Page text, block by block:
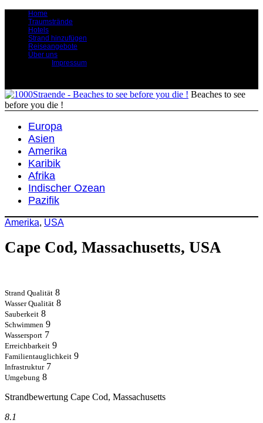
Home
Traumstrände
Hotels
Strand hinzufügen
Reiseangebote
Über uns
Impressum
Beaches to see
before you die !
Europa
Asien
Amerika
Karibik
Afrika
Indischer Ozean
Pazifik
Amerika, USA
Cape Cod, Massachusetts, USA
Strand Qualität 8
Wasser Qualität 8
Sauberkeit 8
Schwimmen 9
Wassersport 7
Erreichbarkeit 9
Familientauglichkeit 9
Infrastruktur 7
Umgebung 8
Strandbewertung Cape Cod, Massachusetts
8.1